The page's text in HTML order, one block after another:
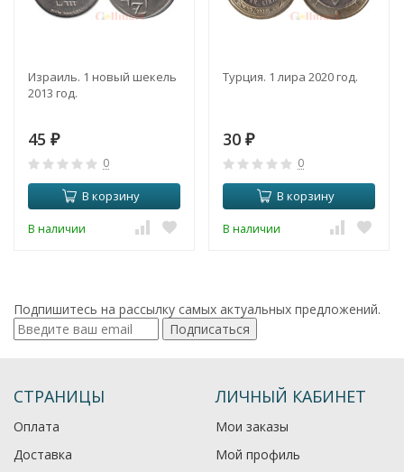
Израиль. 1 новый шекель
2013 год.
45 ₽
0
В корзину
В наличии
Турция. 1 лира 2020 год.
30 ₽
0
В корзину
В наличии
Подпишитесь на рассылку самых актуальных предложений.
Подписаться
СТРАНИЦЫ
Оплата
Доставка
ЛИЧНЫЙ КАБИНЕТ
Мои заказы
Мой профиль